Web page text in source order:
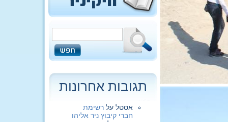
תגובות אחרונות
אסטל על רשימת
חברי קיבוץ ניר אליהו